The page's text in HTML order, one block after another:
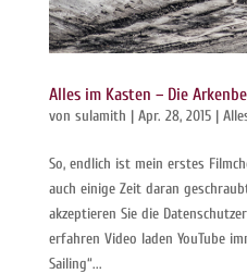
Alles im Kasten – Die
von sulamith | Apr. 28, 2015|
So, endlich ist mein erstes
auch einige Zeit daran
akzeptieren Sie die
erfahren Video laden YouTube
Sailing“...